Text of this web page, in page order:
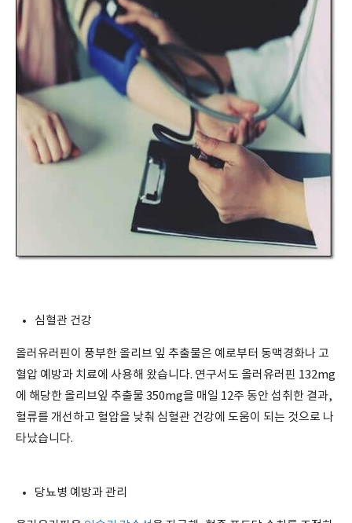
심혈관 건강
올러유러핀이 풍부한 올리브 잎 추출물은 예로부터 동맥경화나 고
혈압 예방과 치료에 사용해 왔습니다. 연구서도 올러유러핀 132mg
에 해당한 올리브잎 추출물 350mg을 매일 12주 동안 섭취한 결과,
혈류를 개선하고 혈압을 낮춰 심혈관 건강에 도움이 되는 것으로 나
타났습니다.
당뇨병 예방과 관리